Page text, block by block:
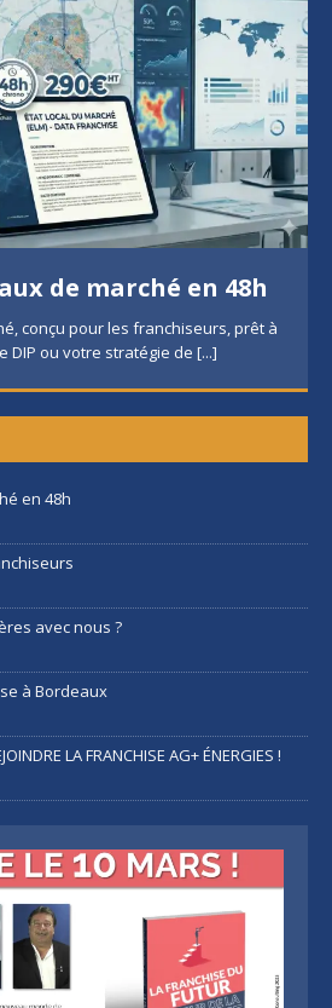
de marché en 48h
conçu pour les franchiseurs, prêt à
DIP ou votre stratégie de [...]
en 48h
avec nous ?
à Bordeaux
LA FRANCHISE AG+ ÉNERGIES !